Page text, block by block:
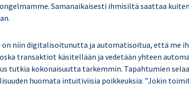
Samanaikaisesti ihmisiltä saattaa
on niin digitalisoitunutta ja automatisoitua, että me
transaktiot käsitellään ja vedetään yhteen
tutkia kokonaisuutta tarkemmin. Tapahtumien
huomata intuitiviisia poikkeuksia: ”Jokin